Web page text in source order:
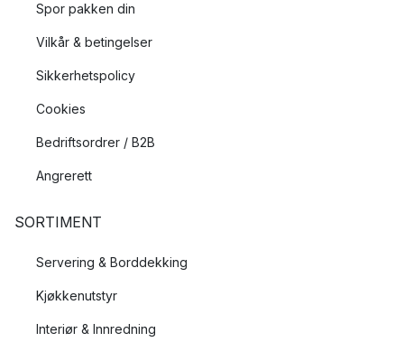
Spor pakken din
Vilkår & betingelser
Sikkerhetspolicy
Cookies
Bedriftsordrer / B2B
Angrerett
SORTIMENT
Servering & Borddekking
Kjøkkenutstyr
Interiør & Innredning